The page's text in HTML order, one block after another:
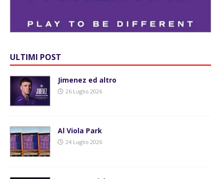
ULTIMI POST
Jimenez ed altro
26 Luglio 2026
Al Viola Park
24 Luglio 2026